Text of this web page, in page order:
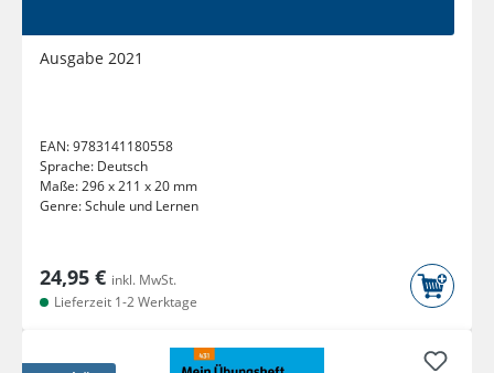
Ausgabe 2021
EAN:9783141180558
Sprache: Deutsch
Maße:296 x 211 x 20 mm
Genre:Schule und Lernen
24,95 € inkl. MwSt.
Lieferzeit 1-2 Werktage